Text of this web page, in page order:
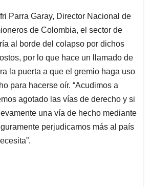
Parra Garay, Director Nacional de
de Colombia, el sector de
al borde del colapso por dichos
por lo que hace un llamado de
la puerta a que el gremio haga uso
para hacerse oír. “Acudimos a
agotado las vías de derecho y si
una vía de hecho mediante
perjudicamos más al país